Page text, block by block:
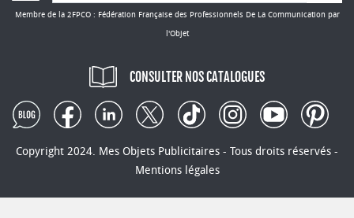
nous vous proposons pour rehausser votre
Membre de la 2FPCO : Fédération Française des Professionnels De La Communication par
l'Objet
CONSULTER NOS CATALOGUES
Copyright 2024. Mes Objets Publicitaires - Tous droits réservés -
Mentions légales